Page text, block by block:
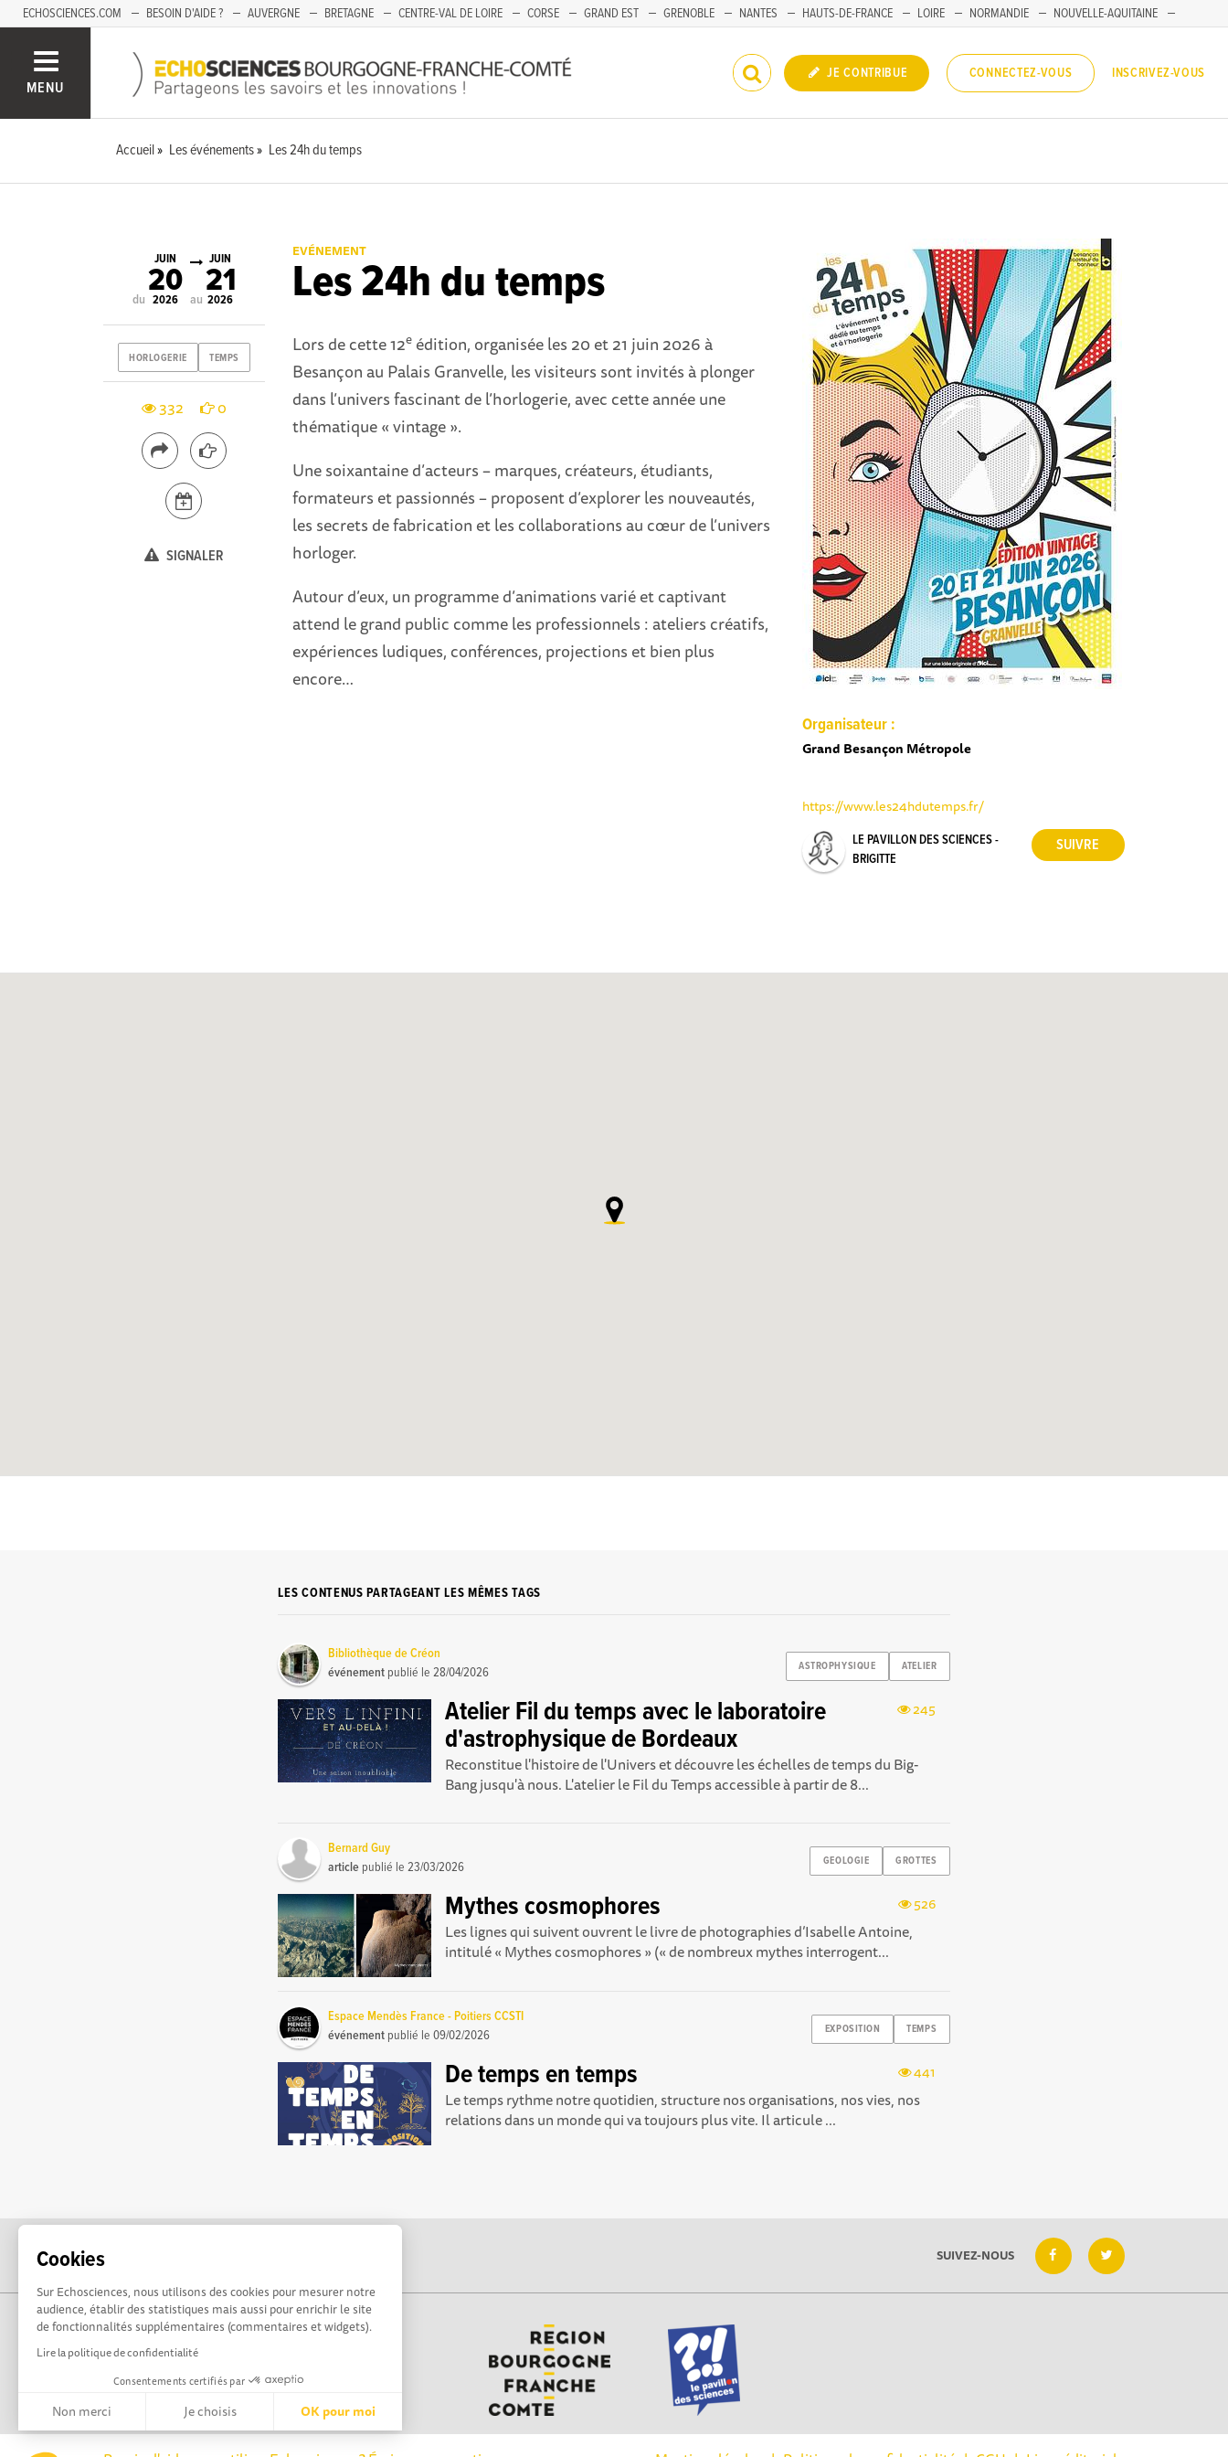
Cookies
Sur Echosciences, nous utilisons des cookies pour mesurer notre
audience, établir des statistiques mais aussi pour enrichir le site
de fonctionnalités supplémentaires (commentaires et widgets).
Lire la politique de confidentialité
Consentements certifiés par
Non merci Je choisis OK pour moi
ECHOSCIENCES.COM BESOIN D'AIDE ? AUVERGNE BRETAGNE CENTRE-VAL DE LOIRE CORSE GRAND EST GRENOBLE NANTES HAUTS-DE-FRANCE LOIRE NORMANDIE
NOUVELLE-AQUITAINE
MENU
JE CONTRIBUE CONNECTEZ-VOUS INSCRIVEZ-VOUS
Accueil Les événements Les 24h du temps
EVÉNEMENT
Les 24h du temps
Lors de cette 12eédition, organisée les 20 et 21 juin 2026 à
Besançon au Palais Granvelle, les visiteurs sont invités à plonger
dans l’univers fascinant de l’horlogerie, avec cette année une
thématique « vintage ».
Une soixantaine d’acteurs – marques, créateurs, étudiants,
formateurs et passionnés – proposent d’explorer les nouveautés,
les secrets de fabrication et les collaborations au cœur de l’univers
horloger.
Autour d’eux, un programme d’animations varié et captivant
attend le grand public comme les professionnels : ateliers créatifs,
expériences ludiques, conférences, projections et bien plus
encore…
Organisateur :
Grand Besançon Métropole
https://www.les24hdutemps.fr/
LE PAVILLON DES SCIENCES -
BRIGITTE
du
JUIN
20
2026 au
JUIN
21
2026
HORLOGERIE TEMPS
332 0
SIGNALER
LES CONTENUS PARTAGEANT LES MÊMES TAGS
ASTROPHYSIQUE ATELIER
Bibliothèque de Créon
événement publié le28/04/2026
245
Atelier Fil du temps avec le laboratoire
d'astrophysique de Bordeaux
Reconstitue l'histoire de l'Univers et découvre les échelles de temps du Big-
Bang jusqu'à nous. L'atelier le Fil du Temps accessible à partir de 8...
GEOLOGIE GROTTES
Bernard Guy
article publié le23/03/2026
526
Mythes cosmophores
Les lignes qui suivent ouvrent le livre de photographies d’Isabelle Antoine,
intitulé « Mythes cosmophores » (« de nombreux mythes interrogent...
EXPOSITION TEMPS
Espace Mendès France - Poitiers CCSTI
événement publié le09/02/2026
441
De temps en temps
Le temps rythme notre quotidien, structure nos organisations, nos vies, nos
relations dans un monde qui va toujours plus vite. Il articule ...
SUIVEZ-NOUS